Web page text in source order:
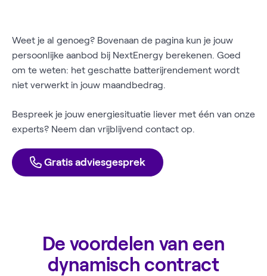
Weet je al genoeg? Bovenaan de pagina kun je jouw
persoonlijke aanbod bij NextEnergy berekenen. Goed
om te weten: het geschatte batterijrendement wordt
niet verwerkt in jouw maandbedrag.
Bespreek je jouw energiesituatie liever met één van onze
experts? Neem dan vrijblijvend contact op.
Gratis adviesgesprek
De voordelen van een
dynamisch contract